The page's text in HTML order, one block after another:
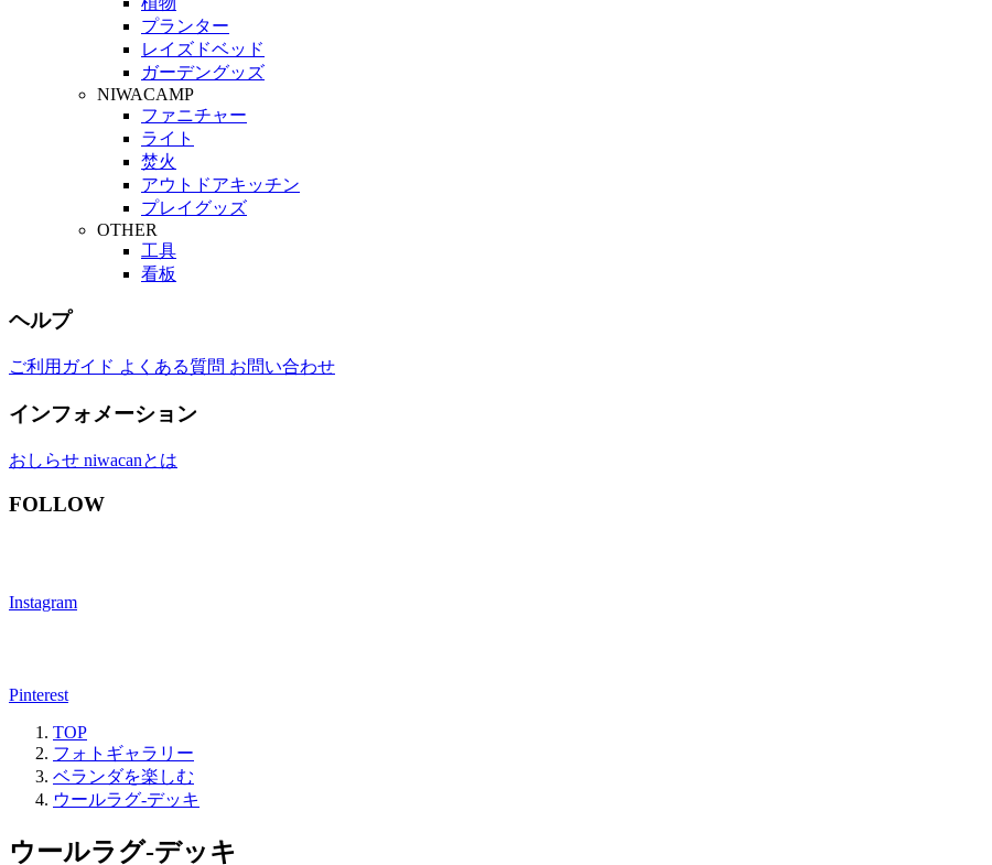
プランター
レイズドベッド
ガーデングッズ
NIWACAMP
ファニチャー
ライト
焚火
アウトドアキッチン
プレイグッズ
OTHER
工具
看板
ヘルプ
ご利用ガイド よくある質問 お問い合わせ
インフォメーション
おしらせ niwacanとは
FOLLOW
Instagram
Pinterest
TOP
フォトギャラリー
ベランダを楽しむ
ウールラグ-デッキ
ウールラグ-デッキ